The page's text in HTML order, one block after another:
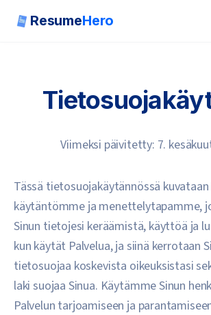
ResumeHero
ResumeHero
Viimeksi päivitetty: 7.
Tässä tietosuojakäytännössä
käytäntömme ja menettelytapamme,
Sinun tietojesi keräämistä, käyttöä ja
kun käytät Palvelua, ja siinä kerrotaan
tietosuojaa koskevista oikeuksistasi
laki suojaa Sinua. Käytämme Sinun
Palvelun tarjoamiseen ja